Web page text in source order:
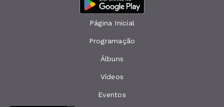
Página Inicial
Programação
Álbuns
Vídeos
Eventos